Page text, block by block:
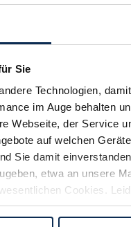
Sie
Technologien,
im Auge behalten
Webseite, der Service
auf welchen
Sie damit
etwa an unsere
Cookies.
Weg zu Ihrem